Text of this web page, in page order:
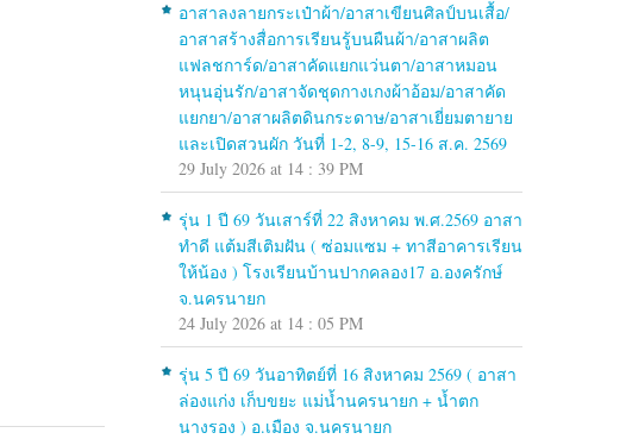
อาสาลงลายกระเป๋าผ้า/อาสาเขียนศิลป์บนเสื้อ/
อาสาสร้างสื่อการเรียนรู้บนผืนผ้า/อาสาผลิต
แฟลชการ์ด/อาสาคัดแยกแว่นตา/อาสาหมอน
หนุนอุ่นรัก/อาสาจัดชุดกางเกงผ้าอ้อม/อาสาคัด
แยกยา/อาสาผลิตดินกระดาษ/อาสาเยี่ยมตายาย
และเปิดสวนผัก วันที่ 1-2, 8-9, 15-16 ส.ค. 2569
29 July 2026 at 14 : 39 PM
รุ่น 1 ปี 69 วันเสาร์ที่ 22 สิงหาคม พ.ศ.2569 อาสา
ทำดี แต้มสีเติมฝัน ( ซ่อมแซม + ทาสีอาคารเรียน
ให้น้อง ) โรงเรียนบ้านปากคลอง17 อ.องครักษ์
จ.นครนายก
24 July 2026 at 14 : 05 PM
รุ่น 5 ปี 69 วันอาทิตย์ที่ 16 สิงหาคม 2569 ( อาสา
ล่องแก่ง เก็บขยะ แม่น้ำนครนายก + น้ำตก
นางรอง ) อ.เมือง จ.นครนายก